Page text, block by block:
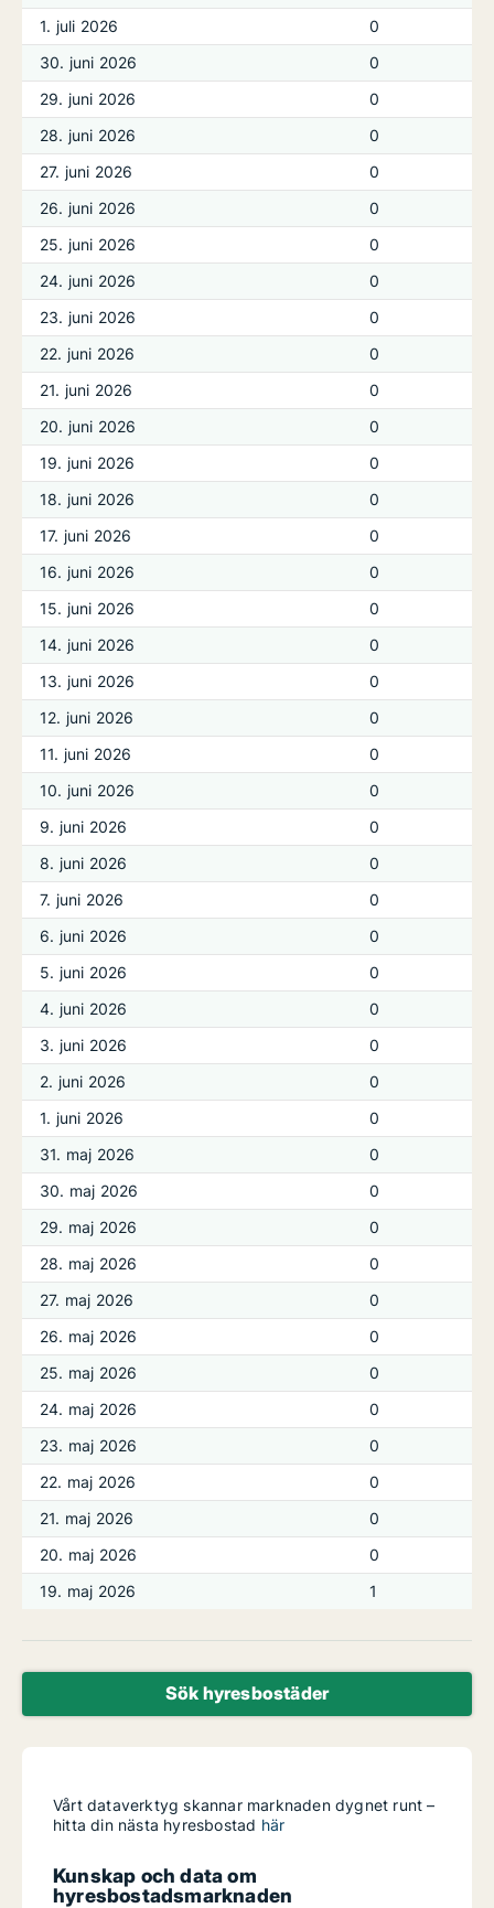
1. juli 2026
0
30. juni 2026
0
29. juni 2026
0
28. juni 2026
0
27. juni 2026
0
26. juni 2026
0
25. juni 2026
0
24. juni 2026
0
23. juni 2026
0
22. juni 2026
0
21. juni 2026
0
20. juni 2026
0
19. juni 2026
0
18. juni 2026
0
17. juni 2026
0
16. juni 2026
0
15. juni 2026
0
14. juni 2026
0
13. juni 2026
0
12. juni 2026
0
11. juni 2026
0
10. juni 2026
0
9. juni 2026
0
8. juni 2026
0
7. juni 2026
0
6. juni 2026
0
5. juni 2026
0
4. juni 2026
0
3. juni 2026
0
2. juni 2026
0
1. juni 2026
0
31. maj 2026
0
30. maj 2026
0
29. maj 2026
0
28. maj 2026
0
27. maj 2026
0
26. maj 2026
0
25. maj 2026
0
24. maj 2026
0
23. maj 2026
0
22. maj 2026
0
21. maj 2026
0
20. maj 2026
0
19. maj 2026
1
Sök hyresbostäder
Vårt dataverktyg skannar marknaden dygnet runt –
hitta din nästa hyresbostad här
Kunskap och data om
hyresbostadsmarknaden